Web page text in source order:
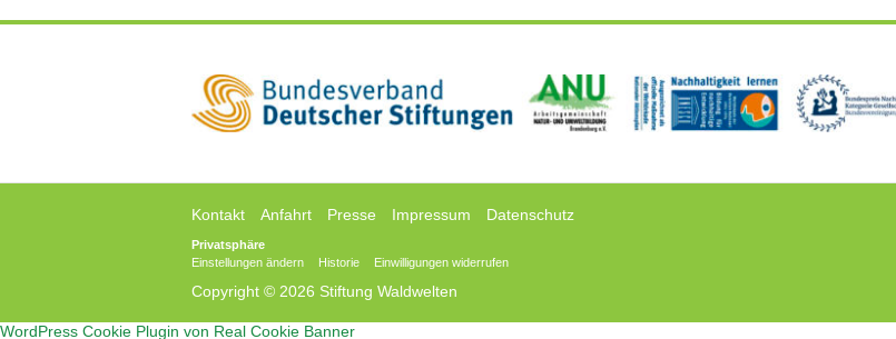
Kontakt Anfahrt Presse Impressum Datenschutz
Privatsphäre
Einstellungen ändern
Historie Einwilligungen widerrufen
Copyright © 2026 Stiftung Waldwelten
WordPress Cookie Plugin von Real Cookie Banner